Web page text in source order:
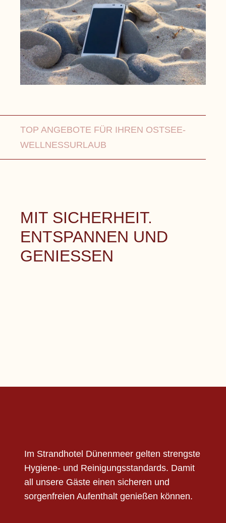
TOP ANGEBOTE FÜR IHREN OSTSEE-
WELLNESSURLAUB
MIT SICHERHEIT.
ENTSPANNEN UND
GENIESSEN
Im Strandhotel Dünenmeer gelten strengste
Hygiene- und Reinigungsstandards. Damit
all unsere Gäste einen sicheren und
sorgenfreien Aufenthalt genießen können.